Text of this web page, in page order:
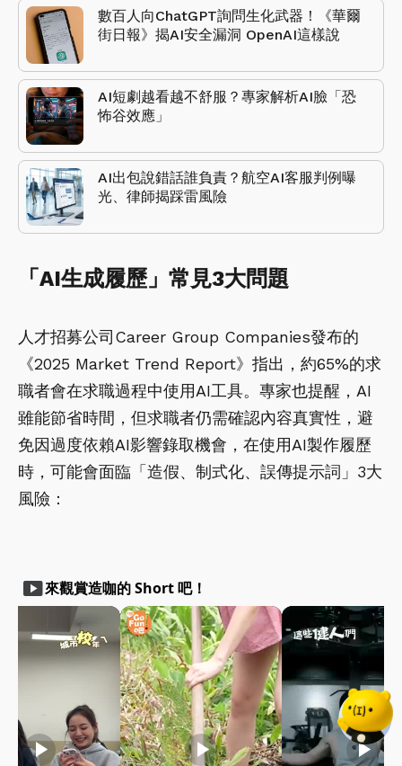
數百人向ChatGPT詢問生化武器！《華爾
街日報》揭AI安全漏洞 OpenAI這樣說
AI短劇越看越不舒服？專家解析AI臉「恐
怖谷效應」
AI出包說錯話誰負責？航空AI客服判例曝
光、律師揭踩雷風險
「AI生成履歷」常見3大問題
人才招募公司Career Group Companies發布的
《2025 Market Trend Report》指出，約65%的求
職者會在求職過程中使用AI工具。專家也提醒，AI
雖能節省時間，但求職者仍需確認內容真實性，避
免因過度依賴AI影響錄取機會，在使用AI製作履歷
時，可能會面臨「造假、制式化、誤傳提示詞」3大
風險：
smart_display來觀賞造咖的 Short 吧！
play_arrow play_arrow play_arrow